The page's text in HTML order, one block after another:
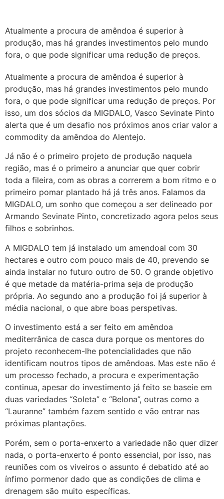
Atualmente a procura de amêndoa é superior à
produção, mas há grandes investimentos pelo mundo
fora, o que pode significar uma redução de preços.
Atualmente a procura de amêndoa é superior à
produção, mas há grandes investimentos pelo mundo
fora, o que pode significar uma redução de preços. Por
isso, um dos sócios da MIGDALO, Vasco Sevinate Pinto
alerta que é um desafio nos próximos anos criar valor a
commodity da amêndoa do Alentejo.
Já não é o primeiro projeto de produção naquela
região, mas é o primeiro a anunciar que quer cobrir
toda a fileira, com as obras a correrem a bom ritmo e o
primeiro pomar plantado há já três anos. Falamos da
MIGDALO, um sonho que começou a ser delineado por
Armando Sevinate Pinto, concretizado agora pelos seus
filhos e sobrinhos.
A MIGDALO tem já instalado um amendoal com 30
hectares e outro com pouco mais de 40, prevendo se
ainda instalar no futuro outro de 50. O grande objetivo
é que metade da matéria-prima seja de produção
própria. Ao segundo ano a produção foi já superior à
média nacional, o que abre boas perspetivas.
O investimento está a ser feito em amêndoa
mediterrânica de casca dura porque os mentores do
projeto reconhecem-lhe potencialidades que não
identificam noutros tipos de amêndoas. Mas este não é
um processo fechado, a procura e experimentação
continua, apesar do investimento já feito se baseie em
duas variedades “Soleta” e “Belona”, outras como a
“Lauranne” também fazem sentido e vão entrar nas
próximas plantações.
Porém, sem o porta-enxerto a variedade não quer dizer
nada, o porta-enxerto é ponto essencial, por isso, nas
reuniões com os viveiros o assunto é debatido até ao
ínfimo pormenor dado que as condições de clima e
drenagem são muito específicas.